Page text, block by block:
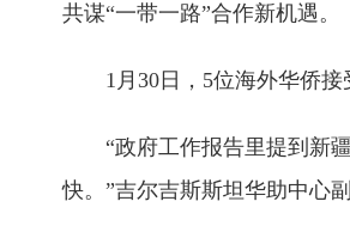
共谋“一带一路”合作新机遇。
1月30日，5位海外华侨
“政府工作报告里提到新
快。”吉尔吉斯斯坦华助中心